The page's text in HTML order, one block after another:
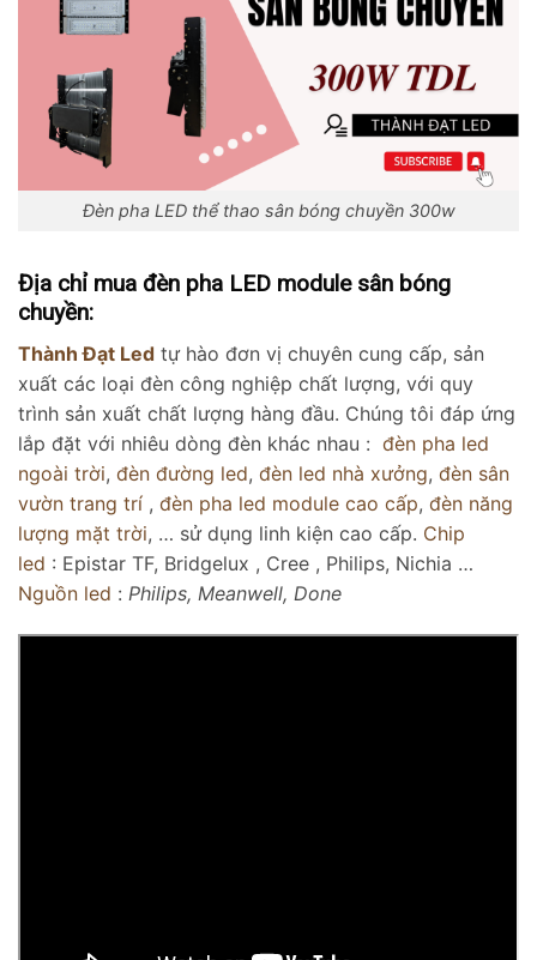
Đèn pha LED thể thao sân bóng chuyền 300w
Địa chỉ mua đèn pha LED module sân bóng
chuyền:
Thành Đạt Led tự hào đơn vị chuyên cung cấp, sản
xuất các loại đèn công nghiệp chất lượng, với quy
trình sản xuất chất lượng hàng đầu. Chúng tôi đáp ứng
lắp đặt với nhiêu dòng đèn khác nhau : đèn pha led
ngoài trời, đèn đường led, đèn led nhà xưởng, đèn sân
vườn trang trí , đèn pha led module cao cấp, đèn năng
lượng mặt trời, … sử dụng linh kiện cao cấp. Chip
led : Epistar TF, Bridgelux , Cree , Philips, Nichia …
Nguồn led : Philips, Meanwell, Done